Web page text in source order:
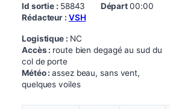
Id sortie : 58843
Rédacteur : VSH
Départ00:00
Logistique : NC
Accès : route bien degagé au sud du
col de porte
Météo :assez beau, sans vent,
quelques voiles